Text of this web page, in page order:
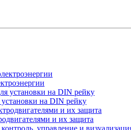
на DIN рейку
и их защита